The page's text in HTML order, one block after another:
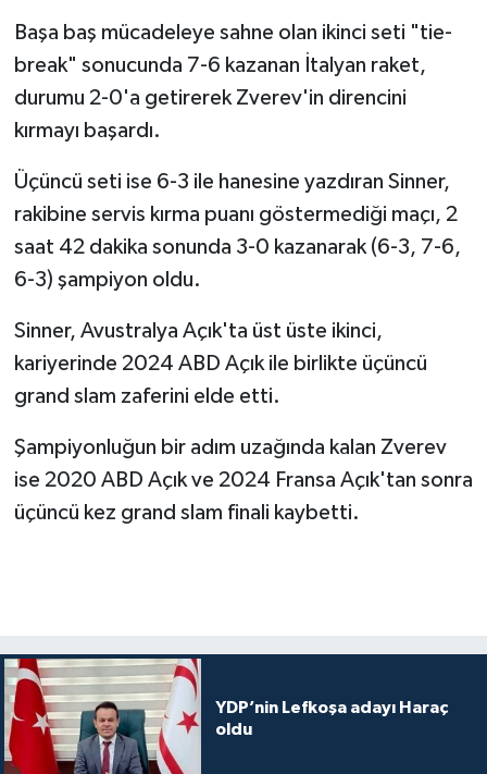
Başa baş mücadeleye sahne olan ikinci seti "tie-
break" sonucunda 7-6 kazanan İtalyan raket,
durumu 2-0'a getirerek Zverev'in direncini
kırmayı başardı.
Üçüncü seti ise 6-3 ile hanesine yazdıran Sinner,
rakibine servis kırma puanı göstermediği maçı, 2
saat 42 dakika sonunda 3-0 kazanarak (6-3, 7-6,
6-3) şampiyon oldu.
Sinner, Avustralya Açık'ta üst üste ikinci,
kariyerinde 2024 ABD Açık ile birlikte üçüncü
grand slam zaferini elde etti.
Şampiyonluğun bir adım uzağında kalan Zverev
ise 2020 ABD Açık ve 2024 Fransa Açık'tan sonra
üçüncü kez grand slam finali kaybetti.
YDP’nin Lefkoşa adayı Haraç
oldu